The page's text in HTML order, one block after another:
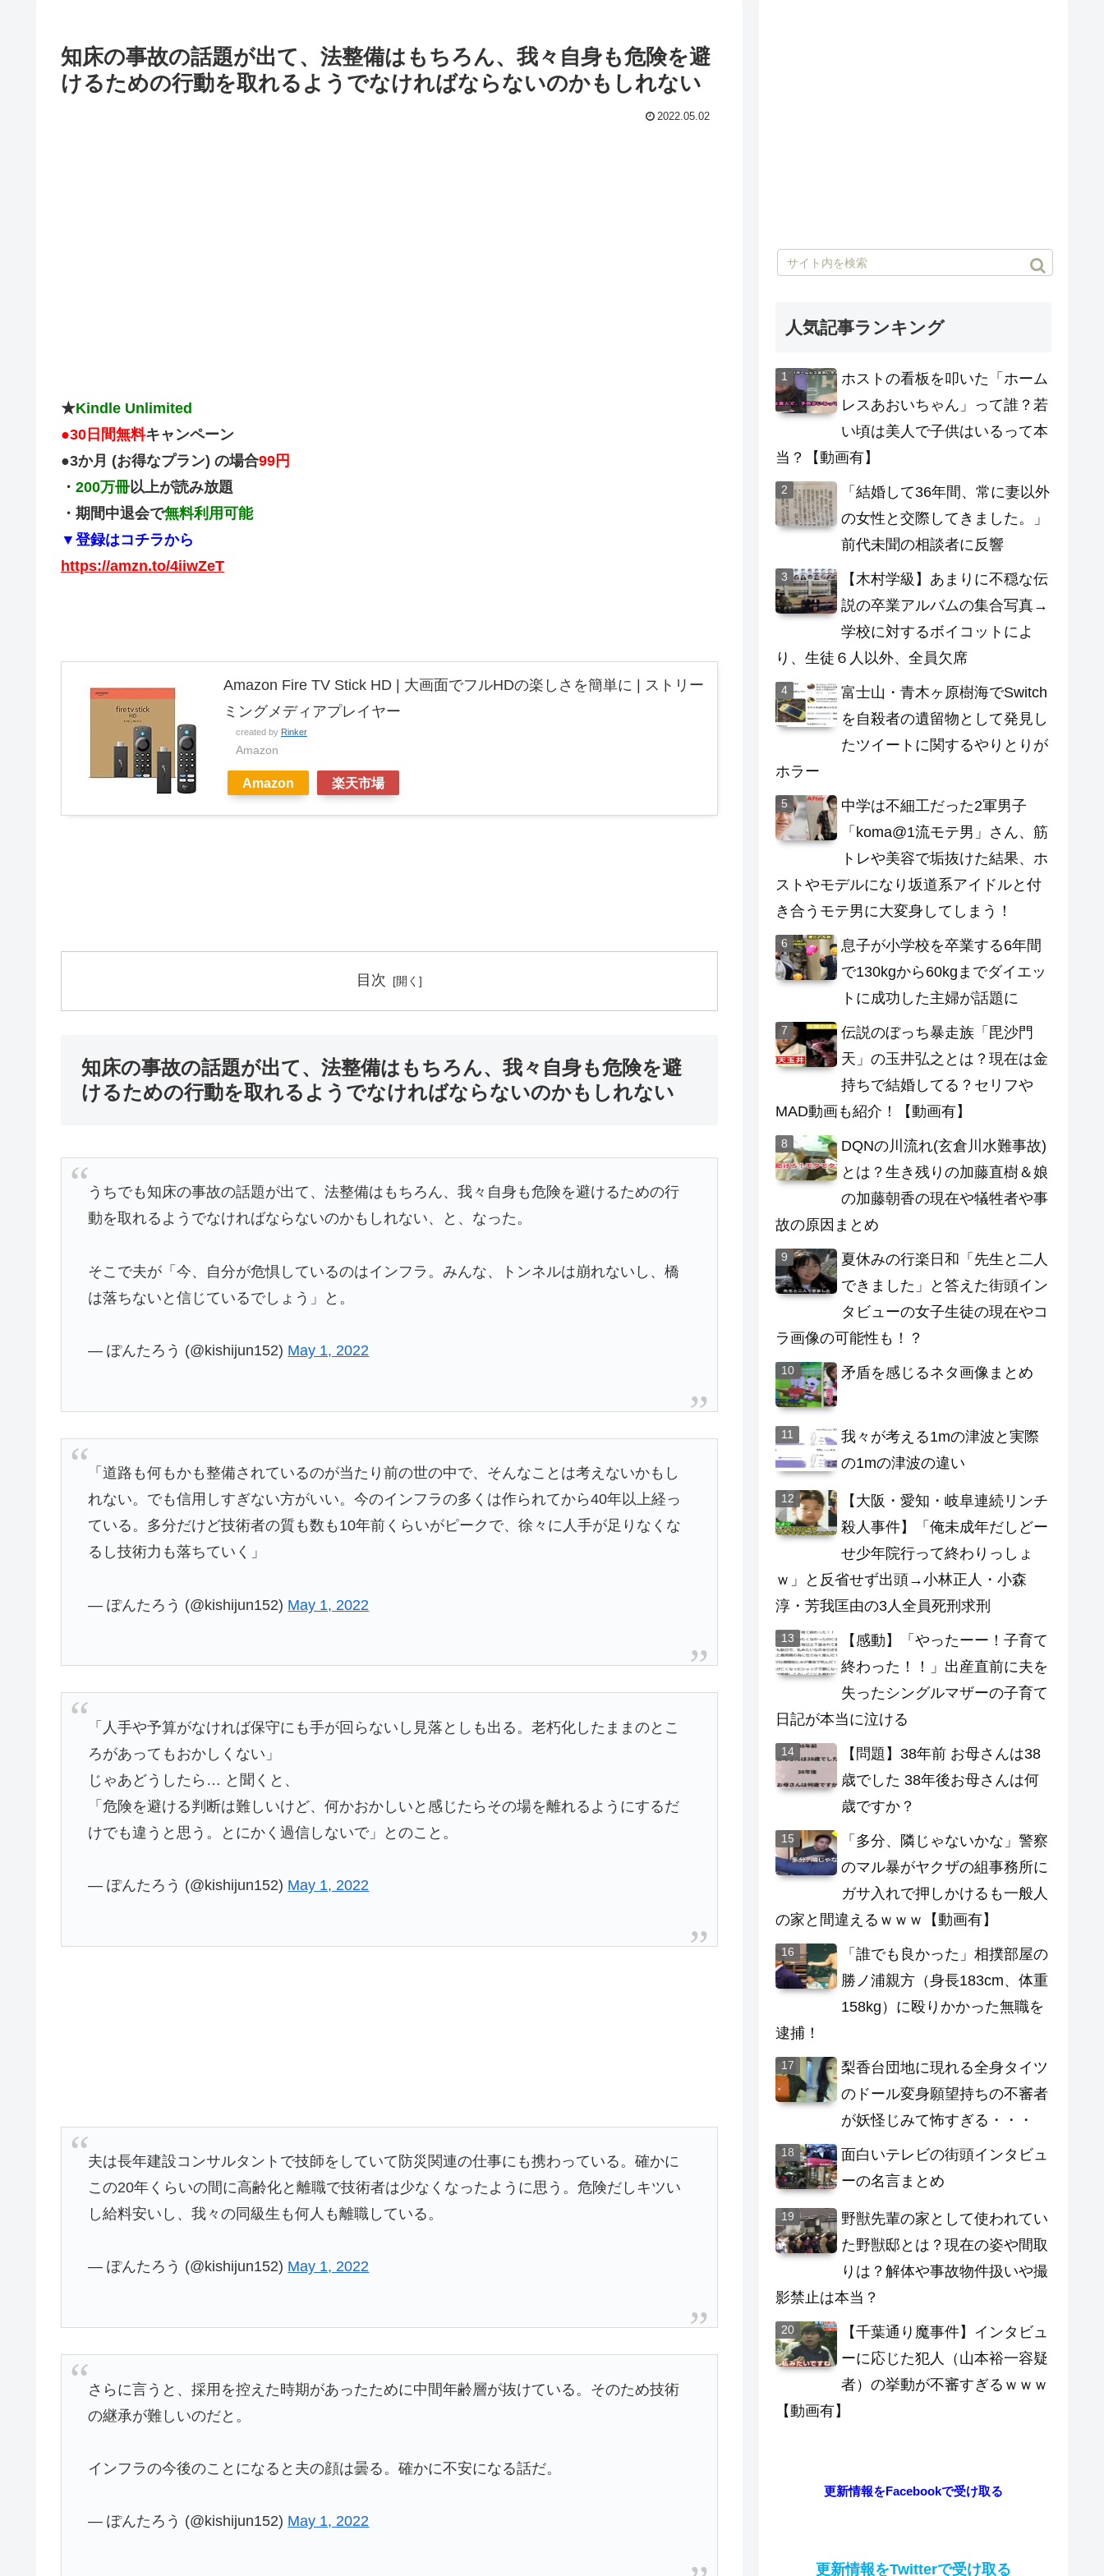
知床の事故の話題が出て、法整備はもちろん、我々自身も危険を避
けるための行動を取れるようでなければならないのかもしれない
2022.05.02
★Kindle Unlimited
●30日間無料キャンペーン
●3か月 (お得なプラン) の場合99円
・ 200万冊以上が読み放題
・期間中退会で無料利用可能
▼登録はコチラから
https://amzn.to/4iiwZeT
Amazon Fire TV Stick HD | 大画面でフルHDの楽しさを簡単に | ストリー
ミングメディアプレイヤー
created by Rinker
Amazon
Amazon 楽天市場
目次
知床の事故の話題が出て、法整備はもちろん、我々自身も危険を避
けるための行動を取れるようでなければならないのかもしれない
うちでも知床の事故の話題が出て、法整備はもちろん、我々自身も危険を避けるための行
動を取れるようでなければならないのかもしれない、と、なった。
そこで夫が「今、自分が危惧しているのはインフラ。みんな、トンネルは崩れないし、橋
は落ちないと信じているでしょう」と。
— ぽんたろう (@kishijun152) May 1, 2022
「道路も何もかも整備されているのが当たり前の世の中で、そんなことは考えないかもし
れない。でも信用しすぎない方がいい。今のインフラの多くは作られてから40年以上経っ
ている。多分だけど技術者の質も数も10年前くらいがピークで、徐々に人手が足りなくな
るし技術力も落ちていく」
— ぽんたろう (@kishijun152) May 1, 2022
「人手や予算がなければ保守にも手が回らないし見落としも出る。老朽化したままのとこ
ろがあってもおかしくない」
じゃあどうしたら… と聞くと、
「危険を避ける判断は難しいけど、何かおかしいと感じたらその場を離れるようにするだ
けでも違うと思う。とにかく過信しないで」とのこと。
— ぽんたろう (@kishijun152) May 1, 2022
夫は長年建設コンサルタントで技師をしていて防災関連の仕事にも携わっている。確かに
この20年くらいの間に高齢化と離職で技術者は少なくなったように思う。危険だしキツい
し給料安いし、我々の同級生も何人も離職している。
— ぽんたろう (@kishijun152) May 1, 2022
さらに言うと、採用を控えた時期があったために中間年齢層が抜けている。そのため技術
の継承が難しいのだと。
インフラの今後のことになると夫の顔は曇る。確かに不安になる話だ。
— ぽんたろう (@kishijun152) May 1, 2022
人気記事ランキング
ホストの看板を叩いた「ホーム
レスあおいちゃん」って誰？若
い頃は美人で子供はいるって本
当？【動画有】
「結婚して36年間、常に妻以外
の女性と交際してきました。」
前代未聞の相談者に反響
【木村学級】あまりに不穏な伝
説の卒業アルバムの集合写真→
学校に対するボイコットによ
り、生徒６人以外、全員欠席
富士山・青木ヶ原樹海でSwitch
を自殺者の遺留物として発見し
たツイートに関するやりとりが
ホラー
中学は不細工だった2軍男子
「koma@1流モテ男」さん、筋
トレや美容で垢抜けた結果、ホ
ストやモデルになり坂道系アイドルと付
き合うモテ男に大変身してしまう！
息子が小学校を卒業する6年間
で130kgから60kgまでダイエッ
トに成功した主婦が話題に
伝説のぼっち暴走族「毘沙門
天」の玉井弘之とは？現在は金
持ちで結婚してる？セリフや
MAD動画も紹介！【動画有】
DQNの川流れ(玄倉川水難事故)
とは？生き残りの加藤直樹＆娘
の加藤朝香の現在や犠牲者や事
故の原因まとめ
夏休みの行楽日和「先生と二人
できました」と答えた街頭イン
タビューの女子生徒の現在やコ
ラ画像の可能性も！？
矛盾を感じるネタ画像まとめ
我々が考える1mの津波と実際
の1mの津波の違い
【大阪・愛知・岐阜連続リンチ
殺人事件】「俺未成年だしどー
せ少年院行って終わりっしょ
ｗ」と反省せず出頭→小林正人・小森
淳・芳我匡由の3人全員死刑求刑
【感動】「やったーー！子育て
終わった！！」出産直前に夫を
失ったシングルマザーの子育て
日記が本当に泣ける
【問題】38年前 お母さんは38
歳でした 38年後お母さんは何
歳ですか？
「多分、隣じゃないかな」警察
のマル暴がヤクザの組事務所に
ガサ入れで押しかけるも一般人
の家と間違えるｗｗｗ【動画有】
「誰でも良かった」相撲部屋の
勝ノ浦親方（身長183cm、体重
158kg）に殴りかかった無職を
逮捕！
梨香台団地に現れる全身タイツ
のドール変身願望持ちの不審者
が妖怪じみて怖すぎる・・・
面白いテレビの街頭インタビュ
ーの名言まとめ
野獣先輩の家として使われてい
た野獣邸とは？現在の姿や間取
りは？解体や事故物件扱いや撮
影禁止は本当？
【千葉通り魔事件】インタビュ
ーに応じた犯人（山本裕一容疑
者）の挙動が不審すぎるｗｗｗ
【動画有】
更新情報をFacebookで受け取る
更新情報をTwitterで受け取る